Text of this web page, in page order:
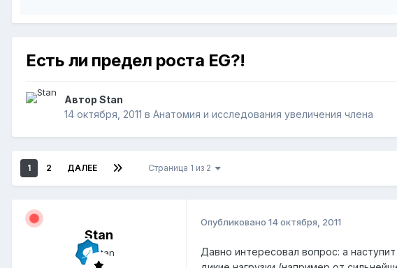
Есть ли предел роста EG?!
Автор Stan
14 октября, 2011 в Анатомия и исследования увеличения члена
1 2 ДАЛЕЕ Страница 1 из 2
Stan
Опубликовано 14 октября, 2011
Давно интересовал вопрос: а